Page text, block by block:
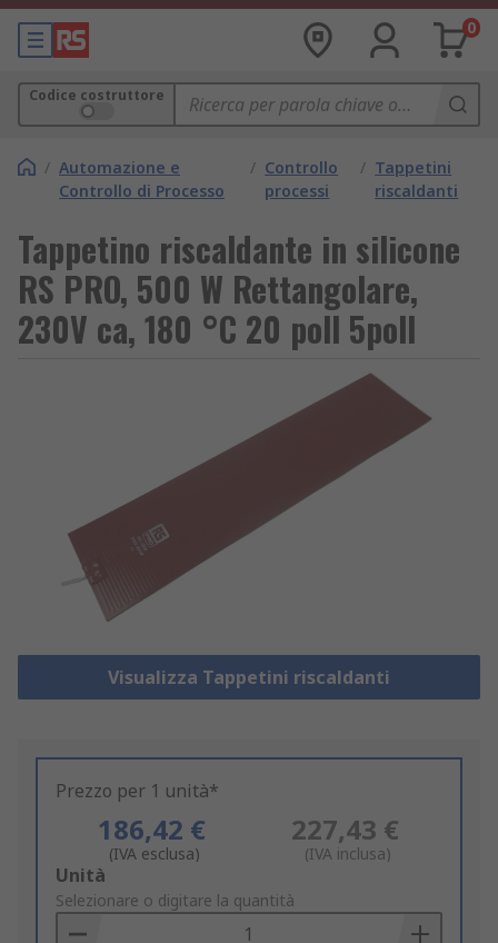
0
Codice costruttore
/ Automazione e
Controllo di Processo
/ Controllo
processi
/ Tappetini
riscaldanti
Tappetino riscaldante in silicone
RS PRO, 500 W Rettangolare,
230V ca, 180 °C 20 poll 5poll
Visualizza Tappetini riscaldanti
Prezzo per 1 unità*
186,42 €
(IVA esclusa)
227,43 €
(IVA inclusa)
Add
to
Basket
Unità
Selezionare o digitare la quantità